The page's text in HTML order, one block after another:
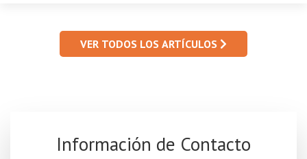
VER TODOS LOS ARTÍCULOS
Información de Contacto